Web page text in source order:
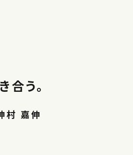
合う。
村 嘉伸